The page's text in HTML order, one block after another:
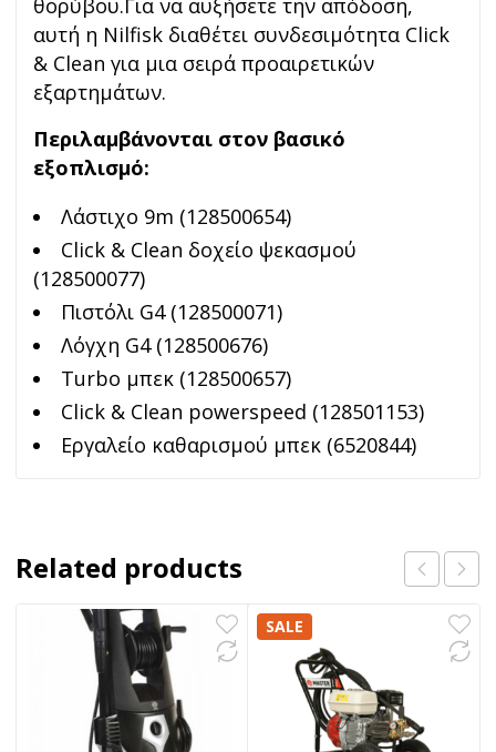
θορύβου.Για να αυξήσετε την απόδοση,
αυτή η Nilfisk διαθέτει συνδεσιμότητα Click
& Clean για μια σειρά προαιρετικών
εξαρτημάτων.
Περιλαμβάνονται στον βασικό
εξοπλισμό:
Λάστιχο 9m (128500654)
Click & Clean δοχείο ψεκασμού
(128500077)
Πιστόλι G4 (128500071)
Λόγχη G4 (128500676)
Turbo μπεκ (128500657)
Click & Clean powerspeed (128501153)
Εργαλείο καθαρισμού μπεκ (6520844)
Related products
SALE